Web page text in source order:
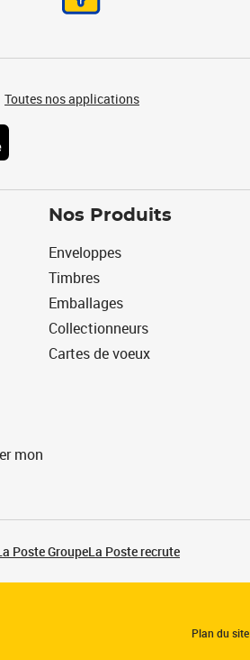
Toutes nos applications
mon
Nos Produits
Enveloppes
Timbres
Emballages
Collectionneurs
Cartes de voeux
Poste GroupeLa Poste recrute
Plan du site